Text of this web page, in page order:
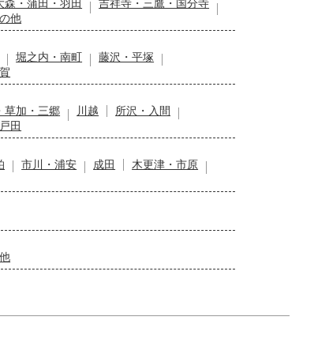
森・蒲田・羽田
吉祥寺・三鷹・国分寺
他
堀之内・南町
藤沢・平塚
草加・三郷 川越
所沢・入間
田
市川・浦安 成田
木更津・市原